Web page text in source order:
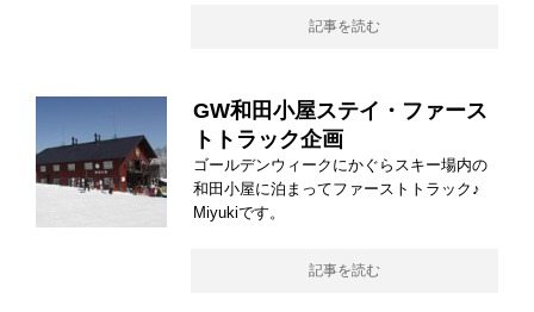
記事を読む
GW和田小屋ステイ・ファース
トトラック企画
ゴールデンウィークにかぐらスキー場内の
和田小屋に泊まってファーストトラック♪
Miyukiです。
記事を読む